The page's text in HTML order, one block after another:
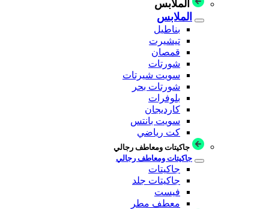
الملابس
الملابس
بناطيل
تيشيرت
قمصان
شورتات
سويت شيرتات
شورتات بحر
بلوفرات
كارديجان
سويت بانتس
كت رياضي
جاكيتات ومعاطف رجالي
جاكيتات ومعاطف رجالي
جاكيتات
جاكيتات جلد
فيست
معطف مطر